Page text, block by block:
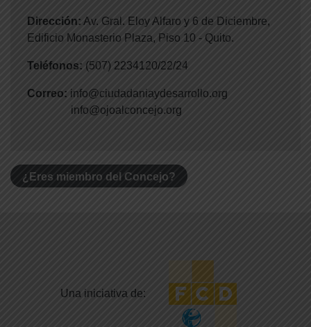
Dirección: Av. Gral. Eloy Alfaro y 6 de Diciembre,
Edificio Monasterio Plaza, Piso 10 - Quito.
Teléfonos: (507) 2234120/22/24
Correo: info@ciudadaniaydesarrollo.org
info@ojoalconcejo.org
¿Eres miembro del Concejo?
Una iniciativa de: